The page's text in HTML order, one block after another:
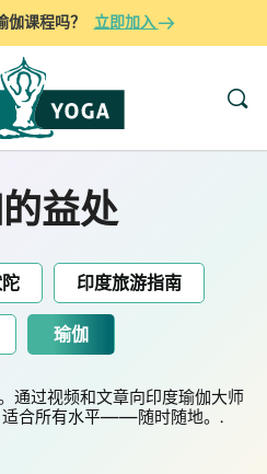
课程吗？ 立即加入
益处
印度旅游指南
瑜伽
通过视频和文章向印度瑜伽大师
适合所有水平——随时随地。.